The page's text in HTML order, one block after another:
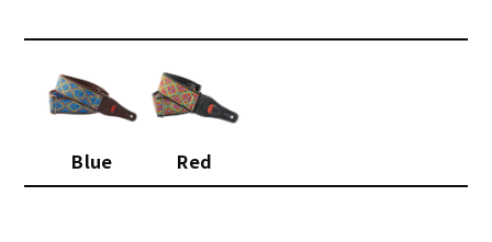
Blue Red